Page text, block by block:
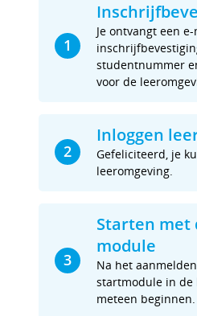
1
Je ontvangt een
studentnummer
voor de
2
Inloggen
Gefeliciteerd, je
leeromgeving.
3
Starten met
module
Na het
startmodule in de
meteen beginnen.